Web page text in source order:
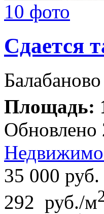
10 фото
Сдается
Балабаново
Площадь:
Обновлено
35 000 руб.
292 руб./м